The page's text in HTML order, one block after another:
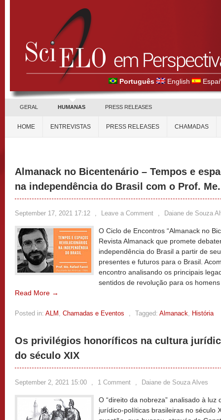
Português English
GERAL HUMANAS PRESS RELEASES
HOME ENTREVISTAS PRESS RELEASES CHAMADAS
Almanack no Bicentenário – Tempos e
na independência do Brasil com o Prof.
September 17, 2021 17:12 , Leave a Comment , Daiane de Souza
O Ciclo de Encontros “Almanack no
Revista Almanack que promete
independência do Brasil a partir de
presentes e futuros para o Brasil.
encontro analisando os principais
sentidos de revolução para os
Read More →
Posted in: ALM , Chamadas e Eventos , Tagged: Almanack, História
Os privilégios honoríficos na cultura
do século XIX
September 2, 2021 15:00 , 1 Comment , Daiane de Souza Alves
O “direito da nobreza” analisado à
jurídico-políticas brasileiras no século